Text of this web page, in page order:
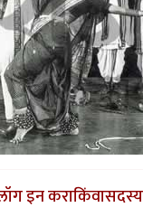
इन कराकिंवासदस्य